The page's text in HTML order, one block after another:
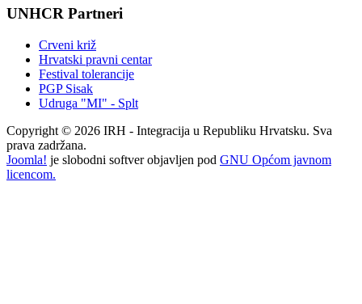
UNHCR Partneri
Crveni križ
Hrvatski pravni centar
Festival tolerancije
PGP Sisak
Udruga "MI" - Splt
Copyright © 2026 IRH - Integracija u Republiku Hrvatsku. Sva
prava zadržana.
Joomla! je slobodni softver objavljen pod GNU Općom javnom
licencom.